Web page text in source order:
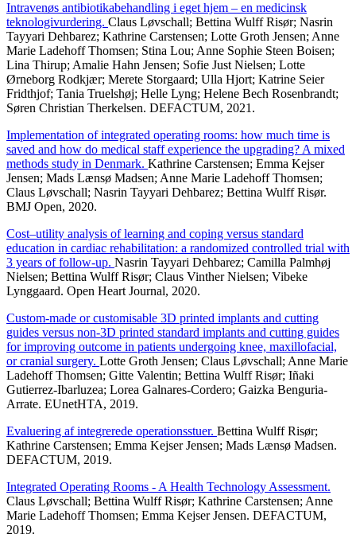
Intravenøs antibiotikabehandling i eget hjem – en medicinsk
teknologivurdering. Claus Løvschall; Bettina Wulff Risør; Nasrin
Tayyari Dehbarez; Kathrine Carstensen; Lotte Groth Jensen; Anne
Marie Ladehoff Thomsen; Stina Lou; Anne Sophie Steen Boisen;
Lina Thirup; Amalie Hahn Jensen; Sofie Just Nielsen; Lotte
Ørneborg Rodkjær; Merete Storgaard; Ulla Hjort; Katrine Seier
Fridthjof; Tania Truelshøj; Helle Lyng; Helene Bech Rosenbrandt;
Søren Christian Therkelsen. DEFACTUM, 2021.
Implementation of integrated operating rooms: how much time is
saved and how do medical staff experience the upgrading? A mixed
methods study in Denmark. Kathrine Carstensen; Emma Kejser
Jensen; Mads Lænsø Madsen; Anne Marie Ladehoff Thomsen;
Claus Løvschall; Nasrin Tayyari Dehbarez; Bettina Wulff Risør.
BMJ Open, 2020.
Cost–utility analysis of learning and coping versus standard
education in cardiac rehabilitation: a randomized controlled trial with
3 years of follow-up. Nasrin Tayyari Dehbarez; Camilla Palmhøj
Nielsen; Bettina Wulff Risør; Claus Vinther Nielsen; Vibeke
Lynggaard. Open Heart Journal, 2020.
Custom-made or customisable 3D printed implants and cutting
guides versus non-3D printed standard implants and cutting guides
for improving outcome in patients undergoing knee, maxillofacial,
or cranial surgery. Lotte Groth Jensen; Claus Løvschall; Anne Marie
Ladehoff Thomsen; Gitte Valentin; Bettina Wulff Risør; Iñaki
Gutierrez-Ibarluzea; Lorea Galnares-Cordero; Gaizka Benguria-
Arrate. EUnetHTA, 2019.
Evaluering af integrerede operationsstuer. Bettina Wulff Risør;
Kathrine Carstensen; Emma Kejser Jensen; Mads Lænsø Madsen.
DEFACTUM, 2019.
Integrated Operating Rooms - A Health Technology Assessment.
Claus Løvschall; Bettina Wulff Risør; Kathrine Carstensen; Anne
Marie Ladehoff Thomsen; Emma Kejser Jensen. DEFACTUM,
2019.